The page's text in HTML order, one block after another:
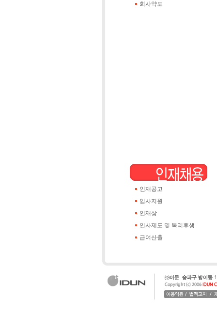
회사약도
인재공고
입사지원
인재상
인사제도 및 복리후생
급여산출